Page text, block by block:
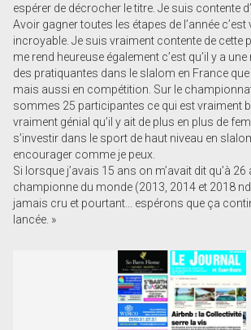
espérer de décrocher le titre. Je suis contente
Avoir gagner toutes les étapes de l’année
incroyable. Je suis vraiment contente de cette
me rend heureuse également c’est qu’il y a
des pratiquantes dans le slalom en France
mais aussi en compétition. Sur le
sommes 25 participantes ce qui est vraiment
vraiment génial qu’il y ait de plus en plus de
s’investir dans le sport de haut niveau en
encourager comme je peux.
Si lorsque j’avais 15 ans on m’avait dit qu’à
championne du monde (2013, 2014 et 2018
jamais cru et pourtant... espérons que ça
lancée. »